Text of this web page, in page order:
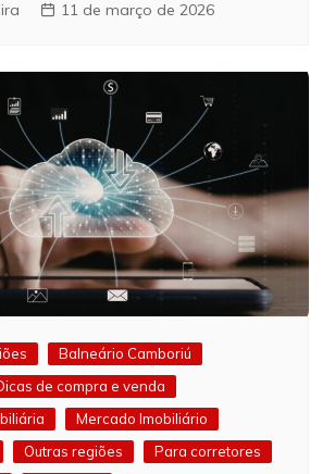
11 de março de 2026
Balneário Camboriú
de compra e venda
Mercado Imobiliário
Outras regiões
Para corretores